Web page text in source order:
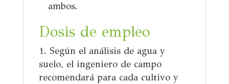
ambos.
Dosis de empleo
Según el análisis de agua y
suelo, el ingeniero de campo
recomendará para cada cultivo y